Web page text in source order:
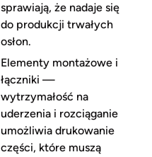
sprawiają, że nadaje się
do produkcji trwałych
osłon.
Elementy montażowe i
łączniki —
wytrzymałość na
uderzenia i rozciąganie
umożliwia drukowanie
części, które muszą